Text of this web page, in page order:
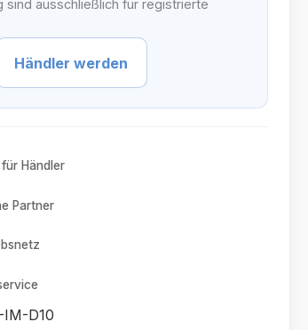
sind ausschließlich für registrierte
Händler werden
Händler
Partner
IM-D10